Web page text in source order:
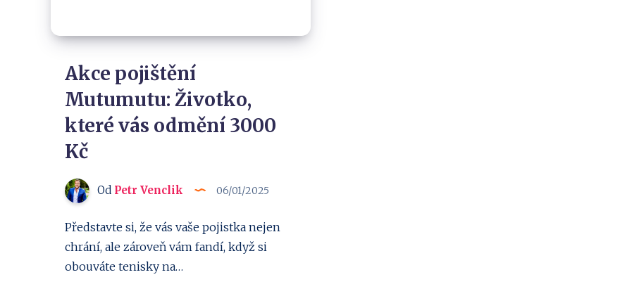
Akce pojištění
Mutumutu: Životko,
které vás odmění 3000
Kč
Od Petr Venclik 06/01/2025
Představte si, že vás vaše pojistka nejen
chrání, ale zároveň vám fandí, když si
obouváte tenisky na…